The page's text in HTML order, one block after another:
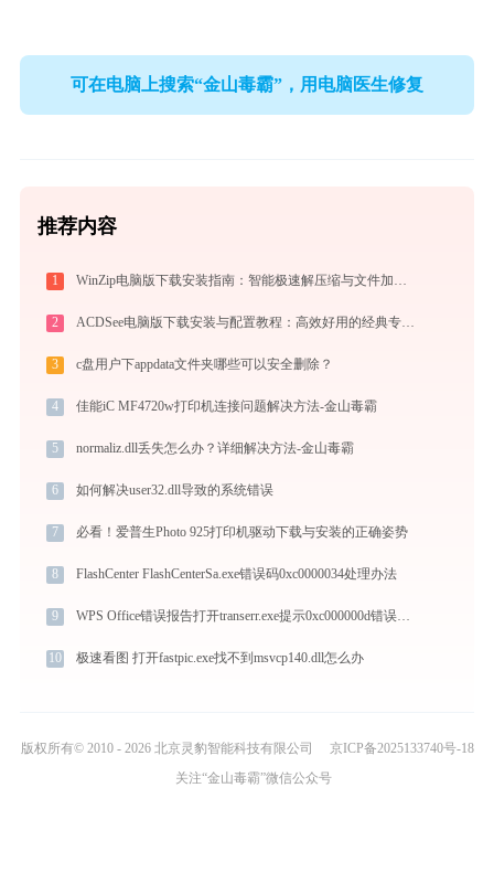
可在电脑上搜索“金山毒霸”，用电脑医生修复
推荐内容
1 WinZip电脑版下载安装指南：智能极速解压缩与文件加密安全管控专家
2 ACDSee电脑版下载安装与配置教程：高效好用的经典专业看图与图像管理工具
3 c盘用户下appdata文件夹哪些可以安全删除？
4 佳能iC MF4720w打印机连接问题解决方法-金山毒霸
5 normaliz.dll丢失怎么办？详细解决方法-金山毒霸
6 如何解决user32.dll导致的系统错误
7 必看！爱普生Photo 925打印机驱动下载与安装的正确姿势
8 FlashCenter FlashCenterSa.exe错误码0xc0000034处理办法
9 WPS Office错误报告打开transerr.exe提示0xc000000d错误码怎么办
10 极速看图 打开fastpic.exe找不到msvcp140.dll怎么办
版权所有© 2010 - 2026 北京灵豹智能科技有限公司
京ICP备2025133740号-18
关注“金山毒霸”微信公众号